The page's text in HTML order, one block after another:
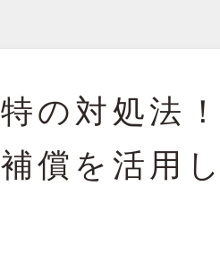
の対処法
償を活用